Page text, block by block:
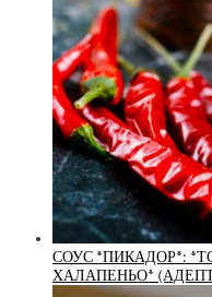
СОУС *ПИКАДОР*:
ХАЛАПЕНЬО*